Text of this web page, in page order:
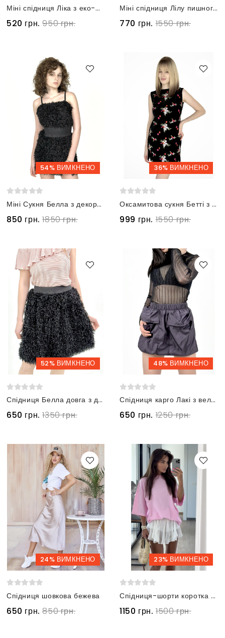
Міні спідниця Ліка з еко-шкіри чорно-коричнева
520 грн. 950 грн.
Міні спідниця Лілу пишного крою в квіточку троянду рожева
770 грн. 1550 грн.
54% ВИМКНЕНО
Міні Сукня Белла з декоративного пір'я чорна
850 грн. 1850 грн.
36% ВИМКНЕНО
Оксамитова сукня Бетті з квітами без рукавів чорна
999 грн. 1550 грн.
52% ВИМКНЕНО
Спідниця Белла довга з декоративного пірʼя та поясом на резинці
650 грн. 1350 грн.
48% ВИМКНЕНО
Спідниця карго Лакі з великими накладними кишенями фіолетова
650 грн. 1250 грн.
24% ВИМКНЕНО
Спідниця шовкова бежева
650 грн. 850 грн.
23% ВИМКНЕНО
Спідниця-шорти коротка з прозорими вставками молочна
1150 грн. 1500 грн.